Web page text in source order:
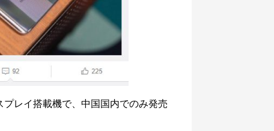
レイ搭載機で、中国国内でのみ発売